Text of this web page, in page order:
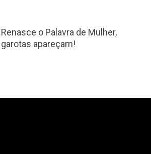
Renasce o Palavra de Mulher,
garotas apareçam!